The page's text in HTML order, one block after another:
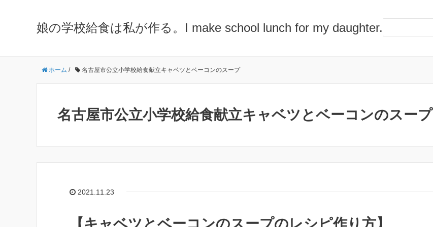
娘の学校給食は私が作る。I make school lunch for my daughter.
ホーム / 名古屋市公立小学校給食献立キャベツとベーコンのスープ
名古屋市公立小学校給食献立キャベツとベーコンのスープ
2021.11.23
【キャベツとベーコンのスープのレシピ作り方】